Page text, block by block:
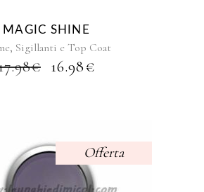
MAGIC SHINE
, Sigillanti e Top Coat
€ IL
PREZZO
16.98€IL
Offerta
Questo